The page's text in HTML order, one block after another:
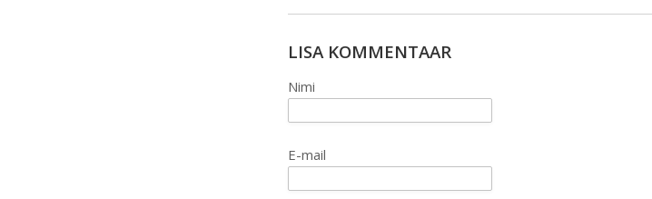
LISA KOMMENTAAR
Nimi
E-mail